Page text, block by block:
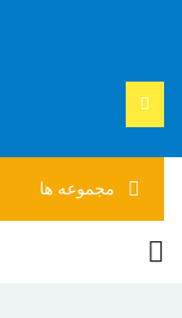
مجموعه ها